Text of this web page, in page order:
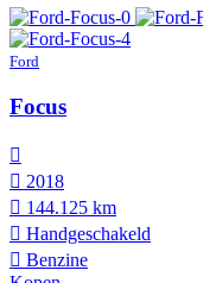
Ford
Focus
2018
144.125 km
Hand­geschakeld
Benzine